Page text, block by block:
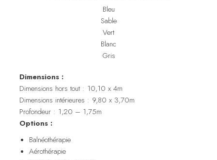
Bleu
Sable
Vert
Blanc
Gris
Dimensions :
Dimensions hors tout : 10,10 x 4m
Dimensions intérieures : 9,80 x 3,70m
Profondeur : 1,20 – 1,75m
Options :
Balnéothérapie
Aérothérapie